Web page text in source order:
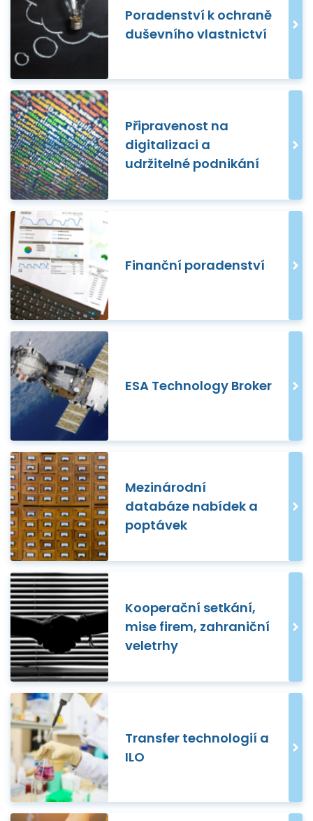
Poradenství k ochraně
duševního vlastnictví
Připravenost na
digitalizaci a
udržitelné podnikání
Finanční poradenství
ESA Technology Broker
Mezinárodní
databáze nabídek a
poptávek
Kooperační setkání,
mise firem, zahraniční
veletrhy
Transfer technologií a
ILO